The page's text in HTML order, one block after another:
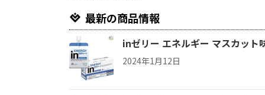
最新の商品情報
inゼリー エネルギー マスカッ
2024年1月12日